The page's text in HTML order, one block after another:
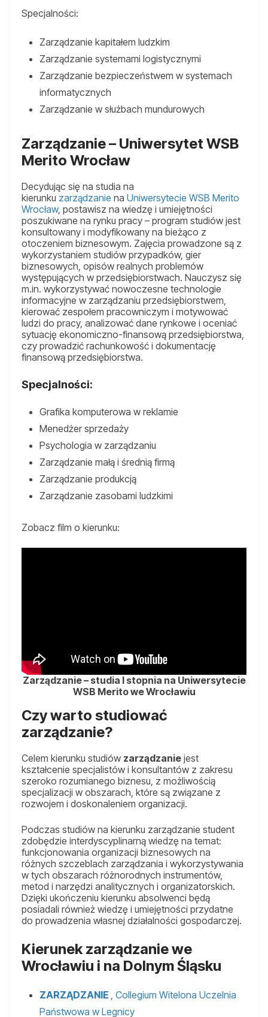
Specjalności:
Zarządzanie kapitałem ludzkim
Zarządzanie systemami logistycznymi
Zarządzanie bezpieczeństwem w systemach
informatycznych
Zarządzanie w służbach mundurowych
Zarządzanie – Uniwersytet WSB
Merito Wrocław
Decydując się na studia na
kierunku zarządzanie na Uniwersytecie WSB Merito
Wrocław, postawisz na wiedzę i umiejętności
poszukiwane na rynku pracy – program studiów jest
konsultowany i modyfikowany na bieżąco z
otoczeniem biznesowym. Zajęcia prowadzone są z
wykorzystaniem studiów przypadków, gier
biznesowych, opisów realnych problemów
występujących w przedsiębiorstwach. Nauczysz się
m.in. wykorzystywać nowoczesne technologie
informacyjne w zarządzaniu przedsiębiorstwem,
kierować zespołem pracowniczym i motywować
ludzi do pracy, analizować dane rynkowe i oceniać
sytuację ekonomiczno-finansową przedsiębiorstwa,
czy prowadzić rachunkowość i dokumentację
finansową przedsiębiorstwa.
Specjalności:
Grafika komputerowa w reklamie
Menedżer sprzedaży
Psychologia w zarządzaniu
Zarządzanie małą i średnią firmą
Zarządzanie produkcją
Zarządzanie zasobami ludzkimi
Zobacz film o kierunku:
Zarządzanie – studia I stopnia na Uniwersytecie
WSB Merito we Wrocławiu
Czy warto studiować
zarządzanie?
Celem kierunku studiów zarządzanie jest
kształcenie specjalistów i konsultantów z zakresu
szeroko rozumianego biznesu, z możliwością
specjalizacji w obszarach, które są związane z
rozwojem i doskonaleniem organizacji.
Podczas studiów na kierunku zarządzanie student
zdobędzie interdyscyplinarną wiedzę na temat:
funkcjonowania organizacji biznesowych na
różnych szczeblach zarządzania i wykorzystywania
w tych obszarach różnorodnych instrumentów,
metod i narzędzi analitycznych i organizatorskich.
Dzięki ukończeniu kierunku absolwenci będą
posiadali również wiedzę i umiejętności przydatne
do prowadzenia własnej działalności gospodarczej.
Kierunek zarządzanie we
Wrocławiu i na Dolnym Śląsku
ZARZĄDZANIE , Collegium Witelona Uczelnia
Państwowa w Legnicy